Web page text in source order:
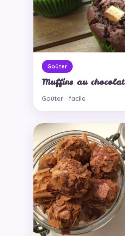
Goûter
Muffins au chocolat
Goûter · facile